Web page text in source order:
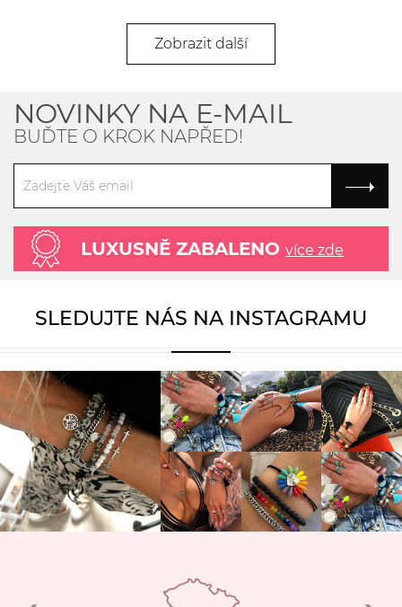
Zobrazit další
NOVINKY NA E-MAIL
BUĎTE O KROK NAPŘED!
LUXUSNĚ ZABALENO více zde
SLEDUJTE NÁS NA INSTAGRAMU